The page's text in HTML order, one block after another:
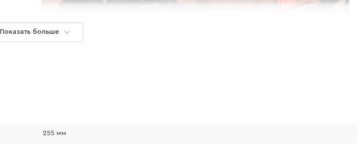
Показать больше
255 мм